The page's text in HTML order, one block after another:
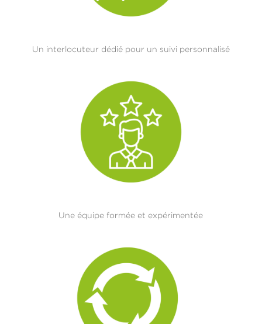
Un interlocuteur dédié pour un suivi personnalisé
Une équipe formée et expérimentée